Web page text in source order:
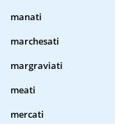
manati
marchesati
margraviati
meati
mercati